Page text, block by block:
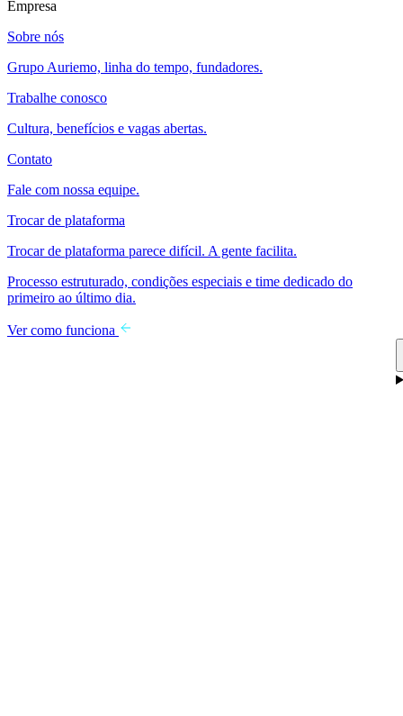
Empresa
Sobre nós
Grupo Auriemo, linha do tempo, fundadores.
Trabalhe conosco
Cultura, benefícios e vagas abertas.
Contato
Fale com nossa equipe.
Trocar de plataforma
Trocar de plataforma parece difícil. A gente facilita.
Processo estruturado, condições especiais e time dedicado do
primeiro ao último dia.
Ver como funciona